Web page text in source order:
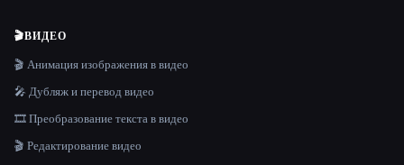
🎬ВИДЕО
🎬 Анимация изображения в видео
🎤 Дубляж и перевод видео
🎞️ Преобразование текста в видео
🎬 Редактирование видео